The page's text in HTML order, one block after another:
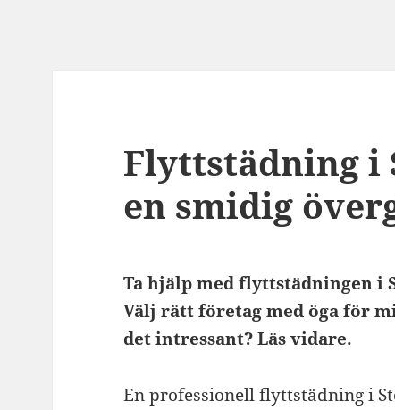
Flyttstädning i
en smidig
Ta hjälp med flyttstädningen i
Välj rätt företag med öga för
det intressant? Läs vidare.
En professionell flyttstädning i